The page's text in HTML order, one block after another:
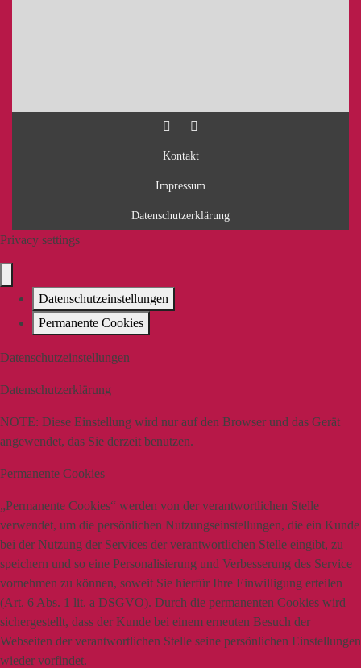
Kontakt
Impressum
Datenschutzerklärung
Privacy settings
Datenschutzeinstellungen
Permanente Cookies
Datenschutzeinstellungen
Datenschutzerklärung
NOTE: Diese Einstellung wird nur auf den Browser und das Gerät
angewendet, das Sie derzeit benutzen.
Permanente Cookies
„Permanente Cookies“ werden von der verantwortlichen Stelle
verwendet, um die persönlichen Nutzungseinstellungen, die ein Kunde
bei der Nutzung der Services der verantwortlichen Stelle eingibt, zu
speichern und so eine Personalisierung und Verbesserung des Service
vornehmen zu können, soweit Sie hierfür Ihre Einwilligung erteilen
(Art. 6 Abs. 1 lit. a DSGVO). Durch die permanenten Cookies wird
sichergestellt, dass der Kunde bei einem erneuten Besuch der
Webseiten der verantwortlichen Stelle seine persönlichen Einstellungen
wieder vorfindet.